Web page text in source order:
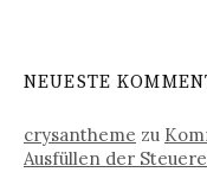
NEUESTE
crysantheme zu
Ausfüllen der